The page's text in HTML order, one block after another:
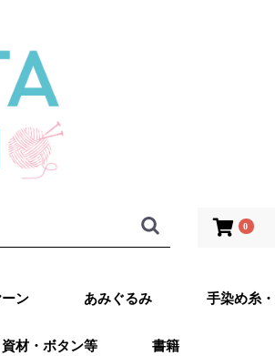
0
ン あみぐるみ
エルタデザイン 武
なわともこのカメレ
その他 あみぐるみ
手染め糸
資材・ボタン等 書籍